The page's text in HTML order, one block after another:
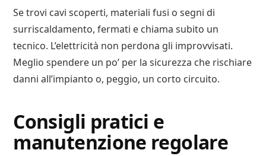
Se trovi cavi scoperti, materiali fusi o segni di
surriscaldamento, fermati e chiama subito un
tecnico. L’elettricità non perdona gli improvvisati.
Meglio spendere un po’ per la sicurezza che rischiare
danni all’impianto o, peggio, un corto circuito.
Consigli pratici e
manutenzione regolare